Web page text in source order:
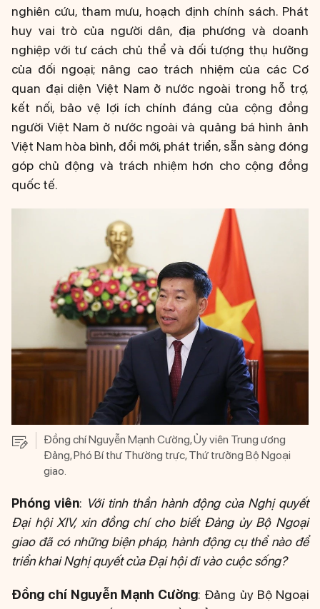
nghiên cứu, tham mưu, hoạch định chính sách. Phát
huy vai trò của người dân, địa phương và doanh
nghiệp với tư cách chủ thể và đối tượng thụ hưởng
của đối ngoại; nâng cao trách nhiệm của các Cơ
quan đại diện Việt Nam ở nước ngoài trong hỗ trợ,
kết nối, bảo vệ lợi ích chính đáng của cộng đồng
người Việt Nam ở nước ngoài và quảng bá hình ảnh
Việt Nam hòa bình, đổi mới, phát triển, sẵn sàng đóng
góp chủ động và trách nhiệm hơn cho cộng đồng
quốc tế.
Đồng chí Nguyễn Mạnh Cường, Ủy viên Trung ương
Đảng, Phó Bí thư Thường trực, Thứ trưởng Bộ Ngoại
giao.
Phóng viên: Với tinh thần hành động của Nghị quyết
Đại hội XIV, xin đồng chí cho biết Đảng ủy Bộ Ngoại
giao đã có những biện pháp, hành động cụ thể nào để
triển khai Nghị quyết của Đại hội đi vào cuộc sống?
Đồng chí Nguyễn Mạnh Cường: Đảng ủy Bộ Ngoại